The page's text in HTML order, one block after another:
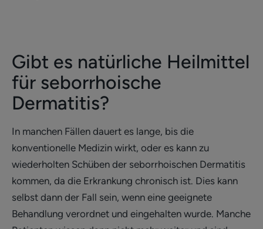
Gibt es natürliche Heilmittel
für seborrhoische
Dermatitis?
In manchen Fällen dauert es lange, bis die
konventionelle Medizin wirkt, oder es kann zu
wiederholten Schüben der seborrhoischen Dermatitis
kommen, da die Erkrankung chronisch ist. Dies kann
selbst dann der Fall sein, wenn eine geeignete
Behandlung verordnet und eingehalten wurde. Manche